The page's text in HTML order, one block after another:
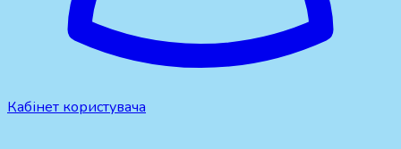
Кабінет користувача